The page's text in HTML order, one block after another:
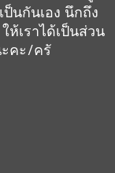
นกันเอง นึกถึง
เราได้เป็นส่วน
ะคะ/ครั